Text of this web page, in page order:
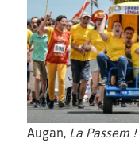
Augan, La Passem !